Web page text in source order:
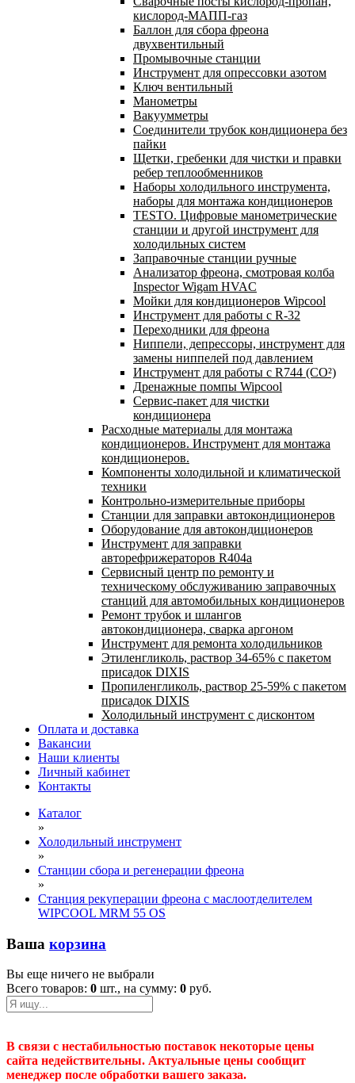
кислород-МАПП-газ
Баллон для сбора фреона
двухвентильный
Промывочные станции
Инструмент для опрессовки азотом
Ключ вентильный
Манометры
Вакуумметры
Соединители трубок кондиционера без
пайки
Щетки, гребенки для чистки и правки
ребер теплообменников
Наборы холодильного инструмента,
наборы для монтажа кондиционеров
TESTO. Цифровые манометрические
станции и другой инструмент для
холодильных систем
Заправочные станции ручные
Анализатор фреона, смотровая колба
Inspector Wigam HVAC
Мойки для кондиционеров Wipcool
Инструмент для работы с R-32
Переходники для фреона
Ниппели, депрессоры, инструмент для
замены ниппелей под давлением
Инструмент для работы с R744 (CO²)
Дренажные помпы Wipcool
Сервис-пакет для чистки
кондиционера
Расходные материалы для монтажа
кондиционеров. Инструмент для монтажа
кондиционеров.
Компоненты холодильной и климатической
техники
Контрольно-измерительные приборы
Станции для заправки автокондиционеров
Оборудование для автокондиционеров
Инструмент для заправки
авторефрижераторов R404a
Сервисный центр по ремонту и
техническому обслуживанию заправочных
станций для автомобильных кондиционеров
Ремонт трубок и шлангов
автокондиционера, сварка аргоном
Инструмент для ремонта холодильников
Этиленгликоль, раствор 34-65% с пакетом
присадок DIXIS
Пропиленгликоль, раствор 25-59% с пакетом
присадок DIXIS
Холодильный инструмент с дисконтом
Оплата и доставка
Вакансии
Наши клиенты
Личный кабинет
Контакты
Каталог
»
Холодильный инструмент
»
Станции сбора и регенерации фреона
»
Станция рекуперации фреона с маслоотделителем
WIPCOOL MRM 55 OS
Ваша корзина
Вы еще ничего не выбрали
Всего товаров: 0 шт., на сумму: 0 руб.
В связи с нестабильностью поставок некоторые цены
сайта недействительны. Актуальные цены сообщит
менеджер после обработки вашего заказа.